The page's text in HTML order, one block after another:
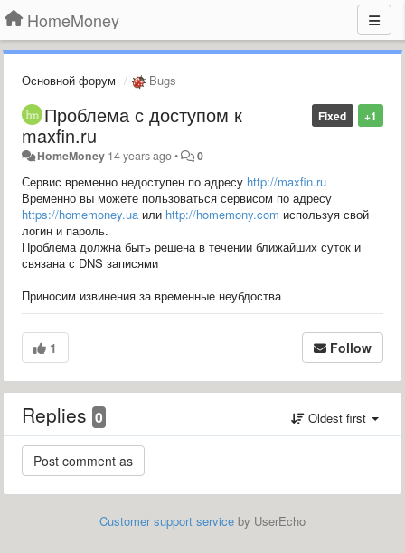
HomeMoney
Основной форум Bugs
+1
Fixed
Проблема с доступом к
maxfin.ru
HomeMoney 14 years ago• 0
Сервис временно недоступен по адресу http://maxfin.ru
Временно вы можете пользоваться сервисом по адресу
https://homemoney.ua или http://homemony.com используя свой
логин и пароль.
Проблема должна быть решена в течении ближайших суток и
связана с DNS записями
Приносим извинения за временные неубдоства
1 Follow
Replies 0 Oldest first
Customer support service by UserEcho